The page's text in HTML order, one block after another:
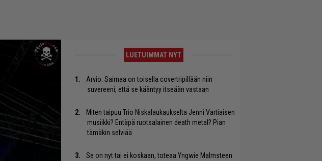
LUETUIMMAT NYT
Arvio: Saimaa on toisella covertripillään niin
suvereeni, että se kääntyy itseään vastaan
Miten taipuu Trio Niskalaukaukselta Jenni Vartiaisen
musiikki? Entäpä ruotsalainen death metal? Pian
tämäkin selviää
Se on nyt tai ei koskaan, toteaa Yngwie Malmsteen